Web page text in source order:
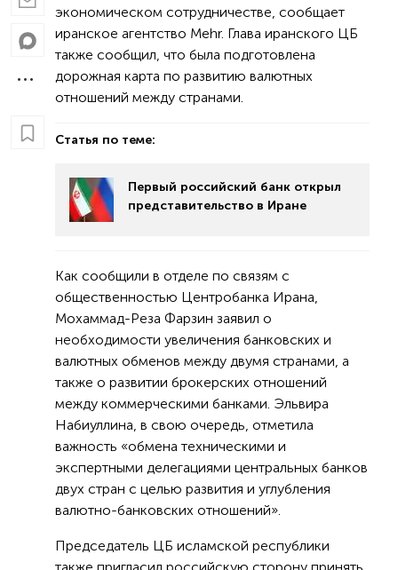
экономическом сотрудничестве, сообщает
иранское агентство Mehr. Глава иранского ЦБ
также сообщил, что была подготовлена
дорожная карта по развитию валютных
отношений между странами.
Статья по теме:
Первый российский банк открыл
представительство в Иране
Как сообщили в отделе по связям с
общественностью Центробанка Ирана,
Мохаммад-Реза Фарзин заявил о
необходимости увеличения банковских и
валютных обменов между двумя странами, а
также о развитии брокерских отношений
между коммерческими банками. Эльвира
Набиуллина, в свою очередь, отметила
важность «обмена техническими и
экспертными делегациями центральных банков
двух стран с целью развития и углубления
валютно-банковских отношений».
Председатель ЦБ исламской республики
также пригласил российскую сторону принять